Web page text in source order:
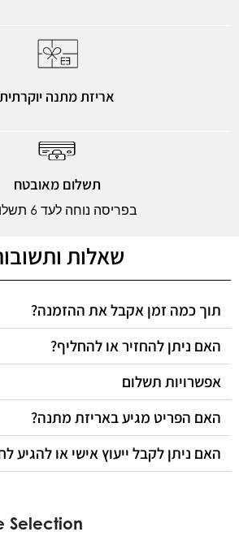
אריזת מתנה יוקרתית
תשלום מאובטח
בפריסה נוחה לעד 6 תשלומים
שאלות
תוך כמה זמן אקבל את ההזמנה?
האם ניתן להחזיר או להחליף?
אפשרויות תשלום
האם הפריט מגיע באריזת מתנה?
האם ניתן לקבל ייעוץ אישי או להגיע
Selection